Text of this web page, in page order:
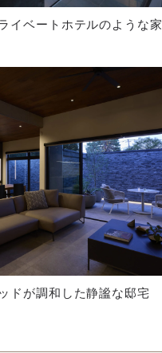
イベートホテルのような家
ドが調和した静謐な邸宅